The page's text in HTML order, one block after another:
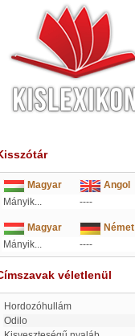
Magyar
Angol
Mányik...
----
Magyar
Német
Mányik...
----
véletlenül
hordozóhullám
Odilo